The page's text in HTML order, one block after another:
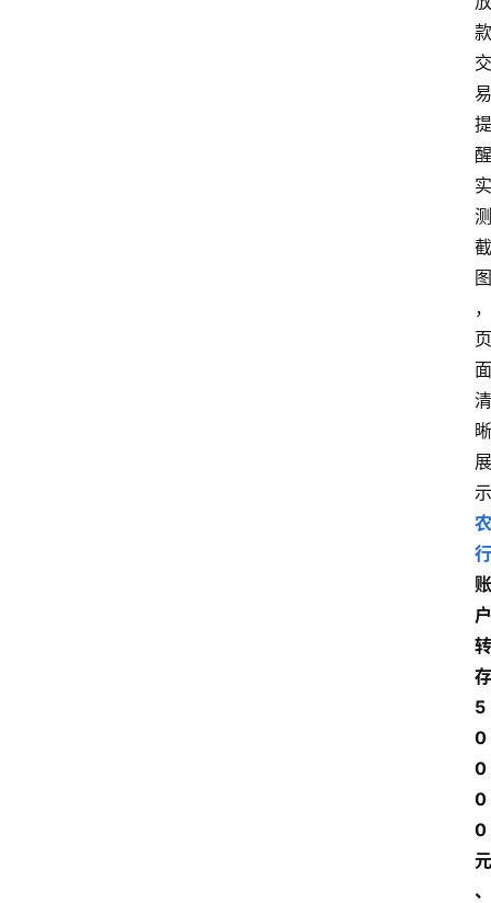
款
交
易
提
醒
实
测
截
图
，
页
面
清
晰
展
示
农
行
账
户
转
存
5
0
0
0
0
元
、